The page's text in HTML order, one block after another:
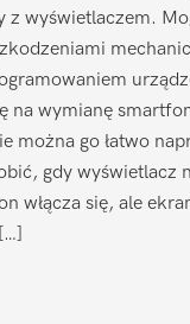
z wyświetlaczem.
na wymianę
można go łatwo
gdy wyświetlacz
włącza się, ale